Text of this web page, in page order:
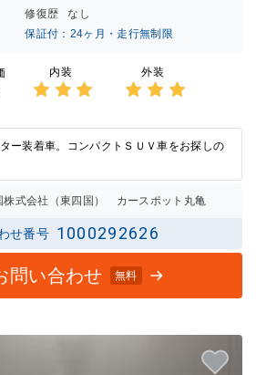
修復歴
なし
保証付：24ヶ月・走行無制限
内装
3点の
評価
外装
3点の
評価
ー装着車。コンパクトＳＵＶ車をお探しの
株式会社（東四国） カースポット丸亀
せ番号 1000292626
問い合わせ 無料